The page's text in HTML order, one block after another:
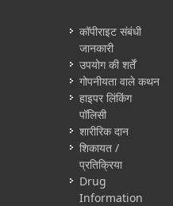
कॉपीराइट संबंधी
जानकारी
उपयोग की शर्तें
गोपनीयता वाले कथन
हाइपर लिंकिंग
पॉलिसी
शारीरिक दान
शिकायत /
प्रतिक्रिया
Drug
Information